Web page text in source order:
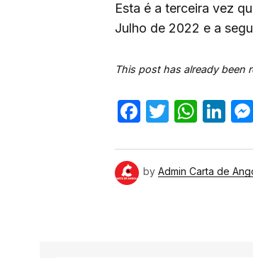
Esta é a terceira vez
Julho de 2022 e a
This post has already been
Facebook
Twitter
by Admin Carta de